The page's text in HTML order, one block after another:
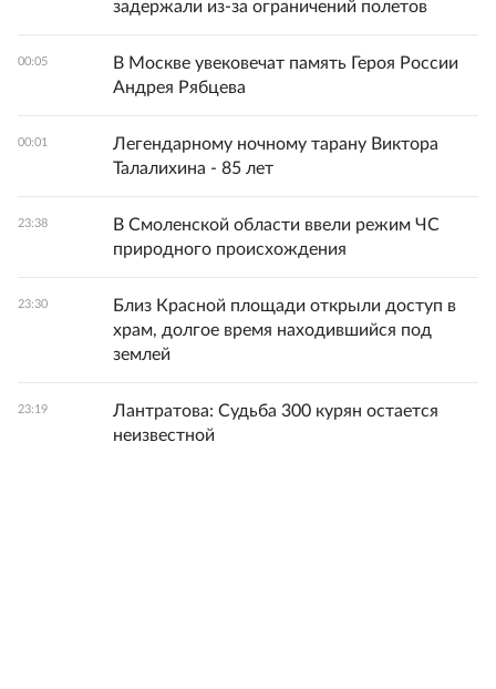
задержали из-за ограничений полетов
00:05
В Москве увековечат память Героя России
Андрея Рябцева
00:01
Легендарному ночному тарану Виктора
Талалихина - 85 лет
23:38
В Смоленской области ввели режим ЧС
природного происхождения
23:30
Близ Красной площади открыли доступ в
храм, долгое время находившийся под
землей
23:19
Лантратова: Судьба 300 курян остается
неизвестной